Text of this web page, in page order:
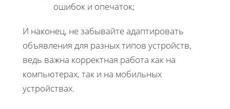
ошибок и опечаток;
И наконец, не забывайте адаптировать
объявления для разных типов устройств,
ведь важна корректная работа как на
компьютерах, так и на мобильных
устройствах.